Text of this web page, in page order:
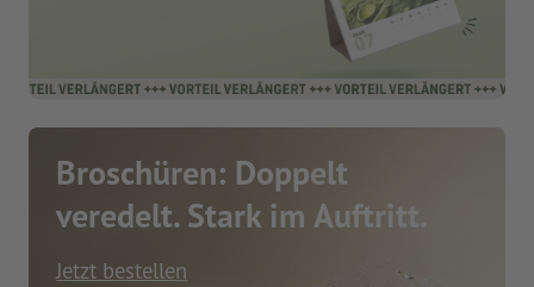
Broschüren: Doppelt
veredelt. Stark im Auftritt.
Jetzt bestellen